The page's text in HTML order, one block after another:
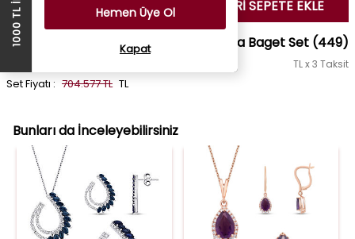
SEÇİLENLERİ SEPETE EKLE
2.83 Karat Pırlanta Baget Set (449)
TL x 3 Taksit
Set Fiyatı : 704.577 TL TL
Bunları da İnceleyebilirsiniz
Hemen Üye Ol
Kapat